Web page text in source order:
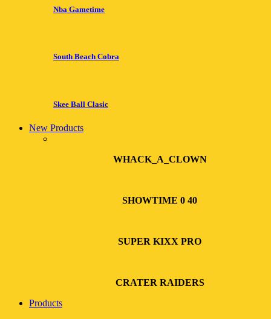
Nba Gametime
South Beach Cobra
Skee Ball Clasic
New Products
WHACK_A_CLOWN
SHOWTIME 0 40
SUPER KIXX PRO
CRATER RAIDERS
Products